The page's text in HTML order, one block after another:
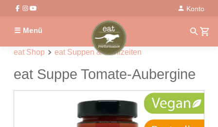
Konto
☰ Menü
eat Shop eat Suppen & Mahlzeiten
eat Suppe Tomate-Aubergine